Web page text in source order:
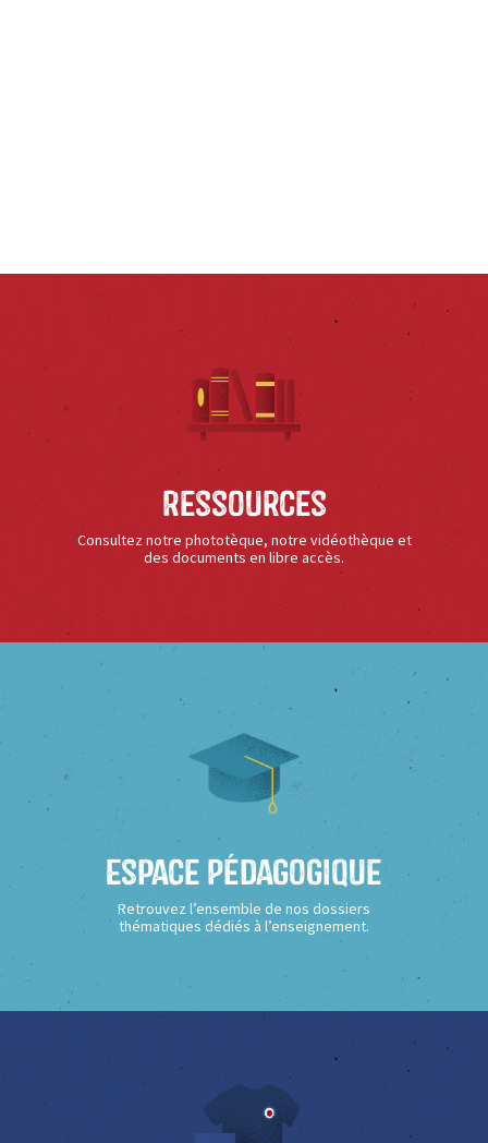
Ressources
Consultez notre phototèque, notre vidéothèque et
des documents en libre accès.
Espace Pédagogique
Retrouvez l’ensemble de nos dossiers
thématiques dédiés à l’enseignement.